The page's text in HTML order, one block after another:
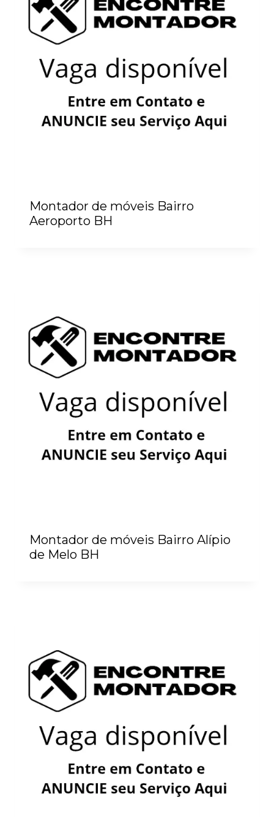
Montador de móveis Bairro
Aeroporto BH
Montador de móveis Bairro Alípio
de Melo BH